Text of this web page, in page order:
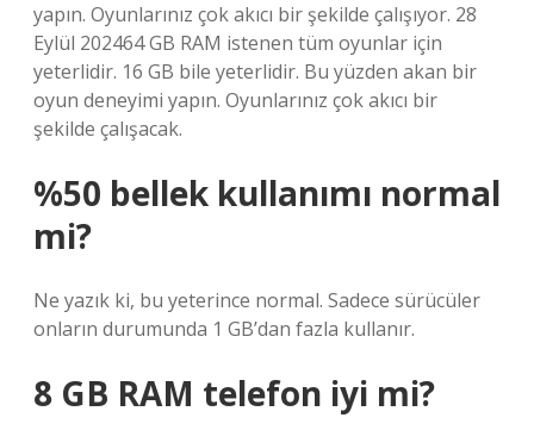
yapın. Oyunlarınız çok akıcı bir şekilde çalışıyor. 28
Eylül 202464 GB RAM istenen tüm oyunlar için
yeterlidir. 16 GB bile yeterlidir. Bu yüzden akan bir
oyun deneyimi yapın. Oyunlarınız çok akıcı bir
şekilde çalışacak.
%50 bellek kullanımı normal
mi?
Ne yazık ki, bu yeterince normal. Sadece sürücüler
onların durumunda 1 GB’dan fazla kullanır.
8 GB RAM telefon iyi mi?